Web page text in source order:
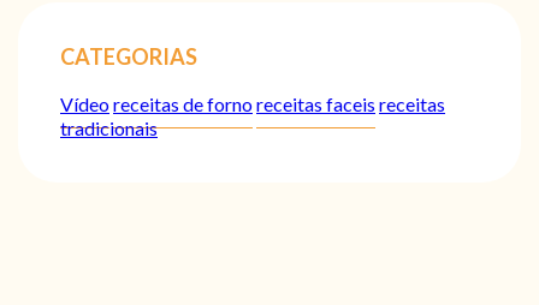
CATEGORIAS
Vídeoreceitas de fornoreceitas faceis receitas
tradicionais